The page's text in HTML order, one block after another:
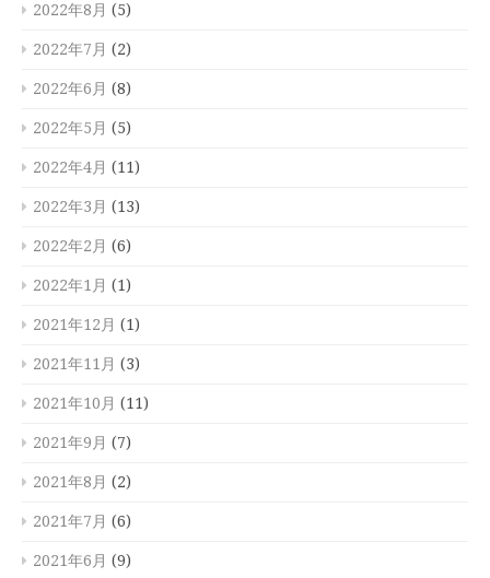
2022年8月 (5)
2022年7月 (2)
2022年6月 (8)
2022年5月 (5)
2022年4月 (11)
2022年3月 (13)
2022年2月 (6)
2022年1月 (1)
2021年12月 (1)
2021年11月 (3)
2021年10月 (11)
2021年9月 (7)
2021年8月 (2)
2021年7月 (6)
2021年6月 (9)